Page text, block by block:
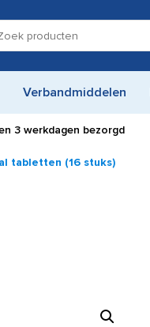
Verbandmiddelen
3 werkdagen bezorgd
tabletten (16 stuks)